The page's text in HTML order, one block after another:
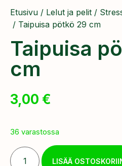
Etusivu / Lelut ja pelit /
/ Taipuisa pötkö 29 cm
Taipuisa
cm
3,00 €
36 varastossa
LISÄÄ